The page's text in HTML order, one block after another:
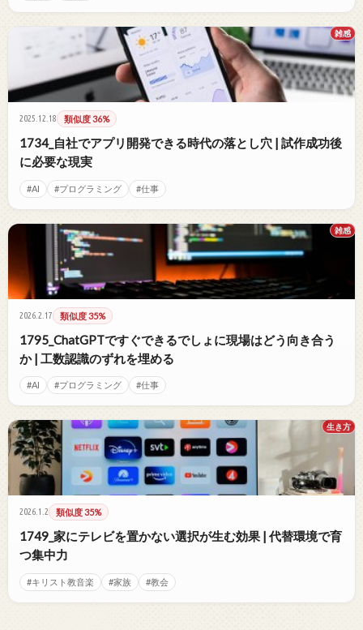
雑感
2025.12.18 類似度 36%
1734_自社でアプリ開発できる時代の落とし穴 | 試作成功後
に必要な現実
#AI #プログラミング #仕事
雑感
2026.2.17 類似度 35%
1795_ChatGPTですぐできるでしょに現場はどう向き合う
か | 工数認識のずれを埋める
#AI #プログラミング #仕事
生き方
2026.1.2 類似度 35%
1749_家にテレビを置かない選択が生む効果 | 代替環境で育
つ集中力
#キリスト教音楽 #家族 #教会